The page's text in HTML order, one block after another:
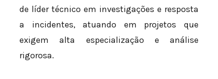
de líder técnico em investigações e resposta
a incidentes, atuando em projetos que
exigem alta especialização e análise
rigorosa.